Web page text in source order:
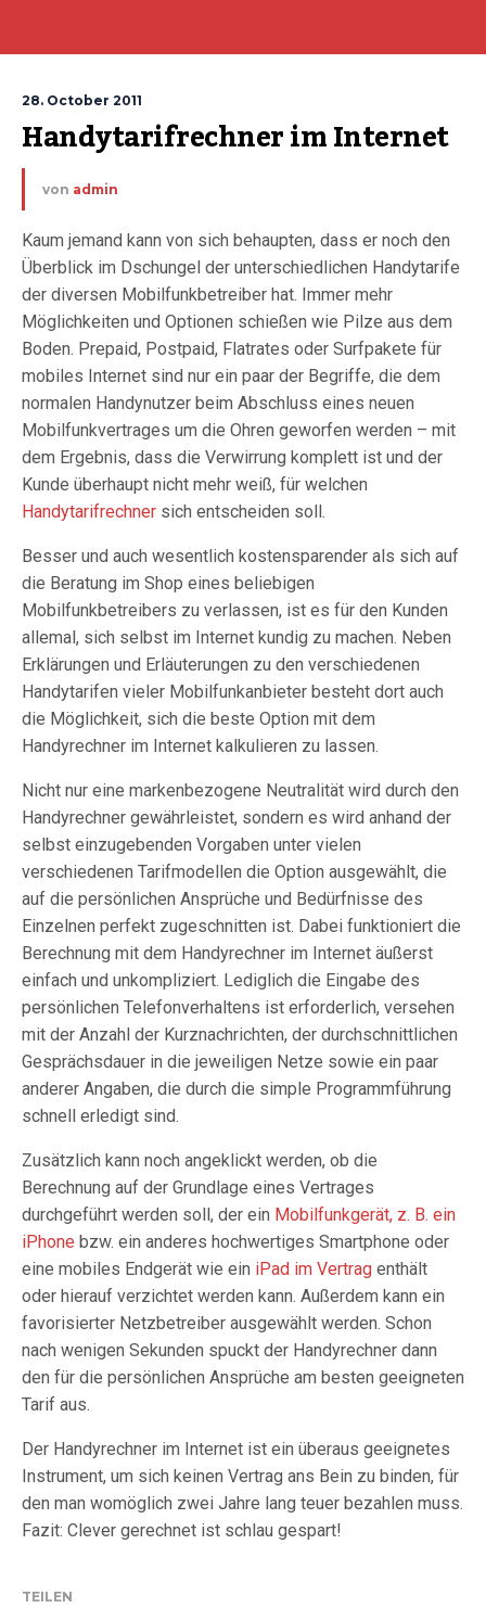
28. October 2011
Handytarifrechner im Internet
von admin
Kaum jemand kann von sich behaupten, dass er noch den
Überblick im Dschungel der unterschiedlichen Handytarife
der diversen Mobilfunkbetreiber hat. Immer mehr
Möglichkeiten und Optionen schießen wie Pilze aus dem
Boden. Prepaid, Postpaid, Flatrates oder Surfpakete für
mobiles Internet sind nur ein paar der Begriffe, die dem
normalen Handynutzer beim Abschluss eines neuen
Mobilfunkvertrages um die Ohren geworfen werden – mit
dem Ergebnis, dass die Verwirrung komplett ist und der
Kunde überhaupt nicht mehr weiß, für welchen
Handytarifrechner sich entscheiden soll.
Besser und auch wesentlich kostensparender als sich auf
die Beratung im Shop eines beliebigen
Mobilfunkbetreibers zu verlassen, ist es für den Kunden
allemal, sich selbst im Internet kundig zu machen. Neben
Erklärungen und Erläuterungen zu den verschiedenen
Handytarifen vieler Mobilfunkanbieter besteht dort auch
die Möglichkeit, sich die beste Option mit dem
Handyrechner im Internet kalkulieren zu lassen.
Nicht nur eine markenbezogene Neutralität wird durch den
Handyrechner gewährleistet, sondern es wird anhand der
selbst einzugebenden Vorgaben unter vielen
verschiedenen Tarifmodellen die Option ausgewählt, die
auf die persönlichen Ansprüche und Bedürfnisse des
Einzelnen perfekt zugeschnitten ist. Dabei funktioniert die
Berechnung mit dem Handyrechner im Internet äußerst
einfach und unkompliziert. Lediglich die Eingabe des
persönlichen Telefonverhaltens ist erforderlich, versehen
mit der Anzahl der Kurznachrichten, der durchschnittlichen
Gesprächsdauer in die jeweiligen Netze sowie ein paar
anderer Angaben, die durch die simple Programmführung
schnell erledigt sind.
Zusätzlich kann noch angeklickt werden, ob die
Berechnung auf der Grundlage eines Vertrages
durchgeführt werden soll, der ein Mobilfunkgerät, z. B. ein
iPhone bzw. ein anderes hochwertiges Smartphone oder
eine mobiles Endgerät wie ein iPad im Vertrag enthält
oder hierauf verzichtet werden kann. Außerdem kann ein
favorisierter Netzbetreiber ausgewählt werden. Schon
nach wenigen Sekunden spuckt der Handyrechner dann
den für die persönlichen Ansprüche am besten geeigneten
Tarif aus.
Der Handyrechner im Internet ist ein überaus geeignetes
Instrument, um sich keinen Vertrag ans Bein zu binden, für
den man womöglich zwei Jahre lang teuer bezahlen muss.
Fazit: Clever gerechnet ist schlau gespart!
TEILEN